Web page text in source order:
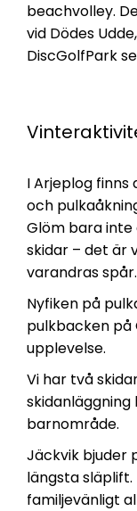
beachvolley​​.
vid Dödes
DiscGolfPark
I Arjeplog
och
Glöm bara
skidar – det är
varandras spår.
Nyfiken på
pulkbacken
upplevelse.
Vi har två
barnområde.
Jäckvik bjuder
längsta
familjevänligt